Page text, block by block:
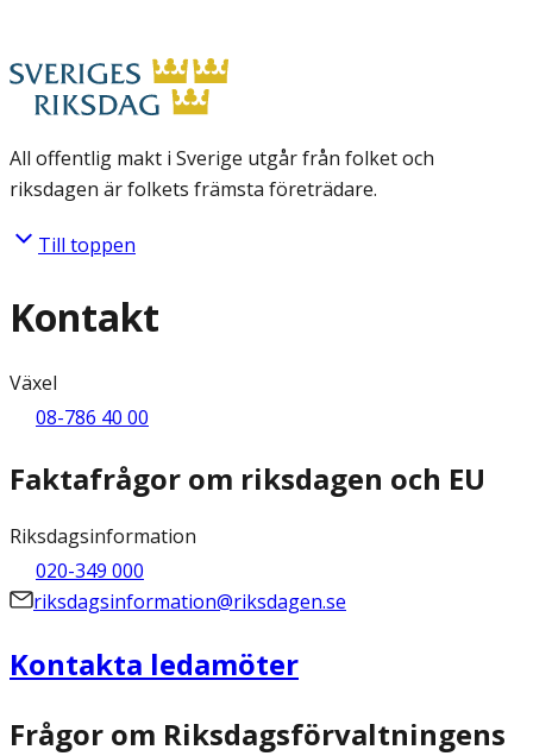
All offentlig makt i Sverige utgår från folket och
riksdagen är folkets främsta företrädare.
Till toppen
Kontakt
Växel
08-786 40 00
Faktafrågor om riksdagen och EU
Riksdagsinformation
020-349 000
riksdagsinformation@riksdagen.se
Kontakta ledamöter
Frågor om Riksdagsförvaltningens